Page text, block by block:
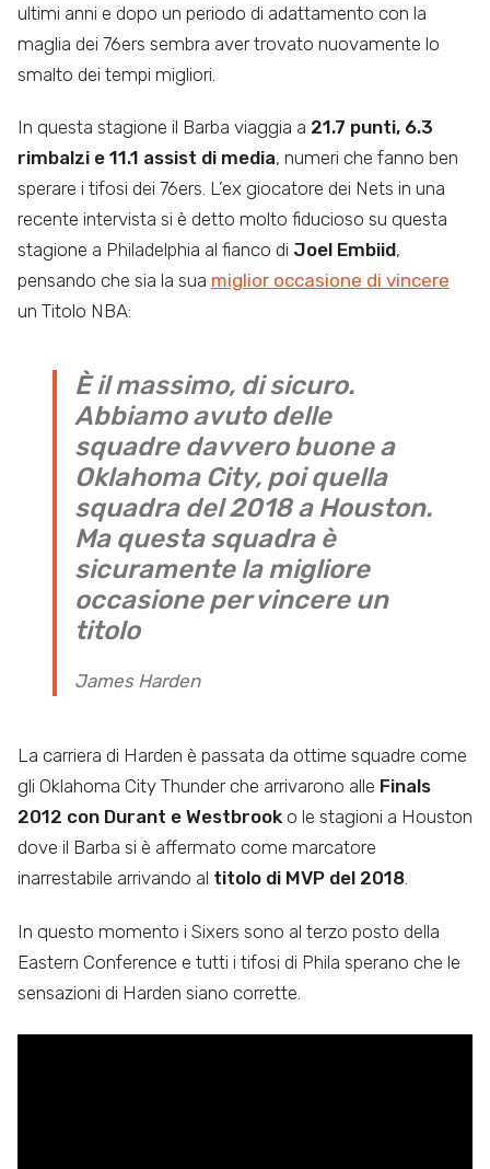
ultimi anni e dopo un periodo di adattamento con la
maglia dei 76ers sembra aver trovato nuovamente lo
smalto dei tempi migliori.
In questa stagione il Barba viaggia a 21.7 punti, 6.3
rimbalzi e 11.1 assist di media, numeri che fanno ben
sperare i tifosi dei 76ers. L’ex giocatore dei Nets in una
recente intervista si è detto molto fiducioso su questa
stagione a Philadelphia al fianco di Joel Embiid,
pensando che sia la sua miglior occasione di vincere
un Titolo NBA:
È il massimo, di sicuro.
Abbiamo avuto delle
squadre davvero buone a
Oklahoma City, poi quella
squadra del 2018 a Houston.
Ma questa squadra è
sicuramente la migliore
occasione per vincere un
titolo
James Harden
La carriera di Harden è passata da ottime squadre come
gli Oklahoma City Thunder che arrivarono alle Finals
2012 con Durant e Westbrook o le stagioni a Houston
dove il Barba si è affermato come marcatore
inarrestabile arrivando al titolo di MVP del 2018.
In questo momento i Sixers sono al terzo posto della
Eastern Conference e tutti i tifosi di Phila sperano che le
sensazioni di Harden siano corrette.